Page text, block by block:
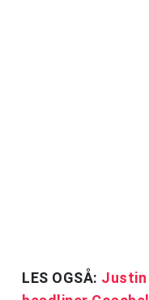
LES OGSÅ: Justin